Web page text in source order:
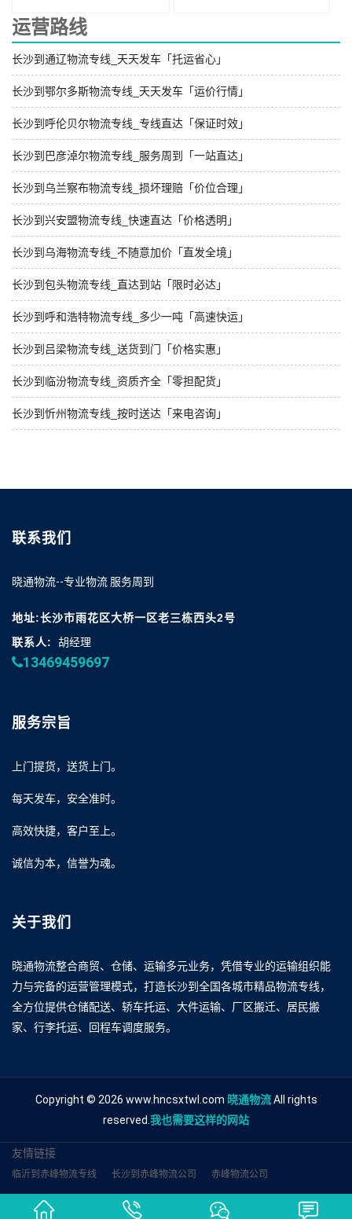
运营路线
长沙到通辽物流专线_天天发车「托运省心」
长沙到鄂尔多斯物流专线_天天发车「运价行情」
长沙到呼伦贝尔物流专线_专线直达「保证时效」
长沙到巴彦淖尔物流专线_服务周到「一站直达」
长沙到乌兰察布物流专线_损坏理赔「价位合理」
长沙到兴安盟物流专线_快速直达「价格透明」
长沙到乌海物流专线_不随意加价「直发全境」
长沙到包头物流专线_直达到站「限时必达」
长沙到呼和浩特物流专线_多少一吨「高速快运」
长沙到吕梁物流专线_送货到门「价格实惠」
长沙到临汾物流专线_资质齐全「零担配货」
长沙到忻州物流专线_按时送达「来电咨询」
联系我们
晓通物流--专业物流 服务周到
地址:长沙市雨花区大桥一区老三栋西头2号
联系人:
胡经理
13469459697
服务宗旨
上门提货，送货上门。
每天发车，安全准时。
高效快捷，客户至上。
诚信为本，信誉为魂。
关于我们
晓通物流整合商贸、仓储、运输多元业务，凭借专业的运输组织能
力与完备的运营管理模式，打造长沙到全国各城市精品物流专线，
全方位提供仓储配送、轿车托运、大件运输、厂区搬迁、居民搬
家、行李托运、回程车调度服务。
Copyright © 2026 www.hncsxtwl.com 晓通物流All rights
reserved. 我也需要这样的网站
友情链接
临沂到赤峰物流专线 长沙到赤峰物流公司 赤峰物流公司
长沙到赤峰货运 杭州到赤峰物流 长沙到赤峰专线 厦门到赤峰货运